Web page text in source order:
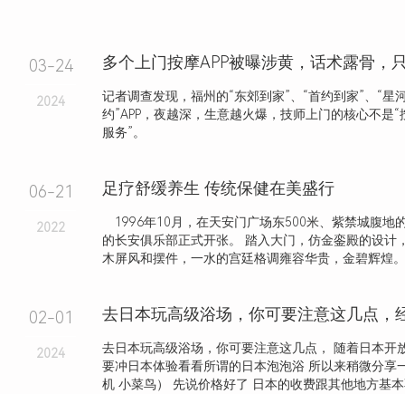
03-24
2024
记者调查发现，福州的“东郊到家”、“首约到家”、“星
约”APP，夜越深，生意越火爆，技师上门的核心不是“
服务”。
06-21
2022
足疗舒缓养生 传统保健在美盛行
1996年10月，在天安门广场东500米、紫禁城腹地
的长安俱乐部正式开张。 踏入大门，仿金銮殿的设计
木屏风和摆件，一水的宫廷格调雍容华贵，金碧辉煌。
02-01
2024
去日本玩高级浴场，你可要注意这几点，
去日本玩高级浴场，你可要注意这几点， 随着日本开
要冲日本体验看看所谓的日本泡泡浴 所以来稍微分享
机 小菜鸟） 先说价格好了 日本的收费跟其他地方基本